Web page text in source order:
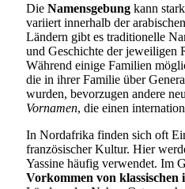
Die Namensgebung kann
variiert innerhalb der
Ländern gibt es traditionelle
und Geschichte der jeweiligen
Während einige Familien
die in ihrer Familie über
wurden, bevorzugen andere
Vornamen, die einen
In Nordafrika finden sich oft
französischer Kultur. Hier
Yassine häufig verwendet. Im
Vorkommen von klassischen